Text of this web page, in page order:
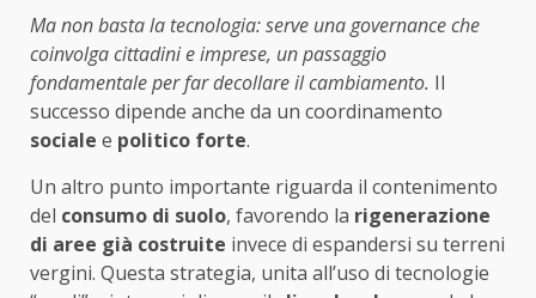
Ma non basta la tecnologia: serve una governance che
coinvolga cittadini e imprese, un passaggio
fondamentale per far decollare il cambiamento. Il
successo dipende anche da un coordinamento
sociale e politico forte.
Un altro punto importante riguarda il contenimento
del consumo di suolo, favorendo la rigenerazione
di aree già costruite invece di espandersi su terreni
vergini. Questa strategia, unita all’uso di tecnologie